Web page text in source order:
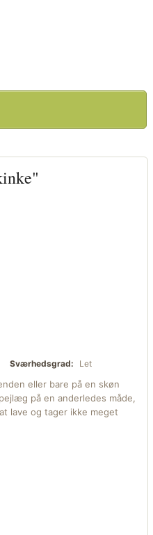
Sværhedsgrad: Let
eller bare på en skøn
på en anderledes måde,
lave og tager ikke meget